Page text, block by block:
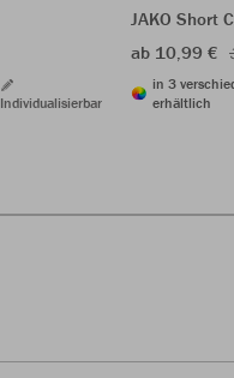
Individualisierbar
JAKO Short
ab 10,99 €
in 3
erhältlich